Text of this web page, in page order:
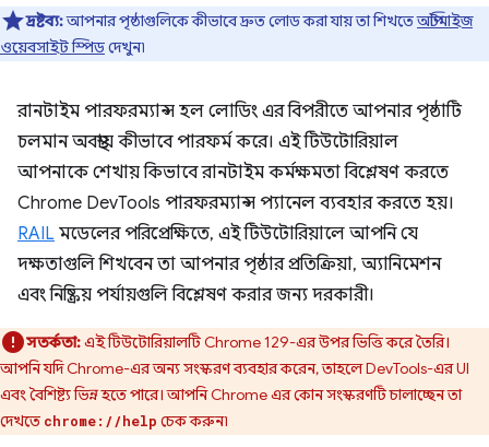
দ্রষ্টব্য:আপনার পৃষ্ঠাগুলিকে কীভাবে দ্রুত লোড করা যায় তা শিখতেঅপ্টিমাইজ
ওয়েবসাইট স্পিডদেখুন৷
রানটাইম পারফরম্যান্স হল লোডিং এর বিপরীতে আপনার পৃষ্ঠাটি
চলমান অবস্থায় কীভাবে পারফর্ম করে। এই টিউটোরিয়াল
আপনাকে শেখায় কিভাবে রানটাইম কর্মক্ষমতা বিশ্লেষণ করতে
Chrome DevTools পারফরম্যান্স প্যানেল ব্যবহার করতে হয়।
RAIL মডেলের পরিপ্রেক্ষিতে, এই টিউটোরিয়ালে আপনি যে
দক্ষতাগুলি শিখবেন তা আপনার পৃষ্ঠার প্রতিক্রিয়া, অ্যানিমেশন
এবং নিষ্ক্রিয় পর্যায়গুলি বিশ্লেষণ করার জন্য দরকারী।
সতর্কতা:এই টিউটোরিয়ালটি Chrome 129-এর উপর ভিত্তি করে তৈরি।
আপনি যদি Chrome-এর অন্য সংস্করণ ব্যবহার করেন, তাহলে DevTools-এর UI
এবং বৈশিষ্ট্য ভিন্ন হতে পারে। আপনি Chrome এর কোন সংস্করণটি চালাচ্ছেন তা
দেখতে chrome://help চেক করুন৷